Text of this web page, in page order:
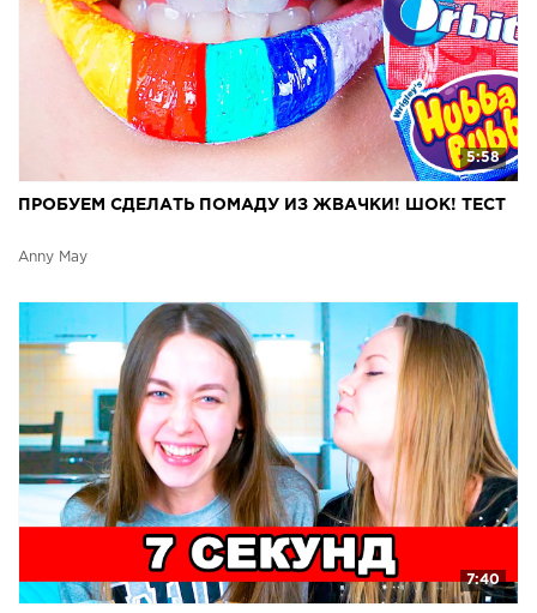
5:58
ПРОБУЕМ СДЕЛАТЬ ПОМАДУ ИЗ ЖВАЧКИ! ШОК! ТЕСТ
Anny May
7:40